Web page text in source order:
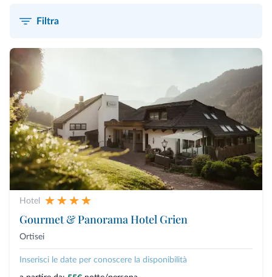
Filtra
Hotel
Gourmet & Panorama Hotel Grien
Ortisei
Inserisci le date per conoscere la disponibilità